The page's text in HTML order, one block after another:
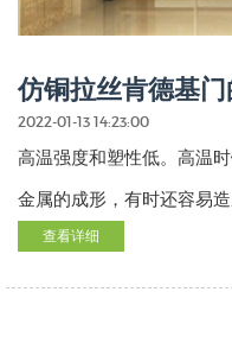
仿铜拉丝肯德基
2022-01-13 14:23:00
高温强度和塑性低。高温
金属的成形，有时还容易
查看详细